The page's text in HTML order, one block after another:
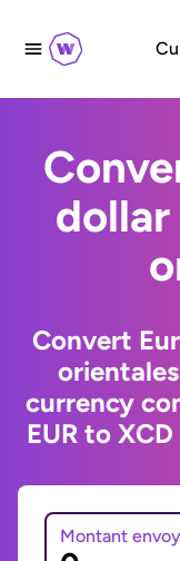
dollar
Convert
currency
EUR to
Montant